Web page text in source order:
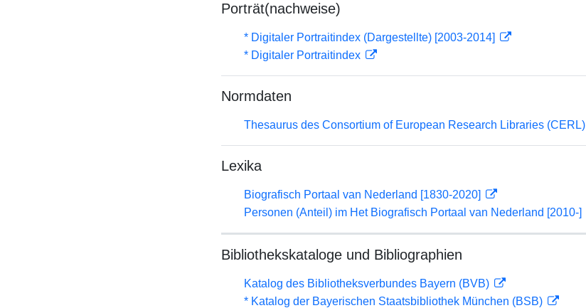
Porträt(nachweise)
* Digitaler Portraitindex (Dargestellte) [2003-2014]
* Digitaler Portraitindex
Normdaten
Thesaurus des Consortium of European Research Libraries (CERL)
Lexika
Biografisch Portaal van Nederland [1830-2020]
Personen (Anteil) im Het Biografisch Portaal van Nederland [2010-]
Bibliothekskataloge und Bibliographien
Katalog des Bibliotheksverbundes Bayern (BVB)
* Katalog der Bayerischen Staatsbibliothek München (BSB)